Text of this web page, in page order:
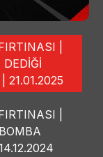
|
21.01.2025
|